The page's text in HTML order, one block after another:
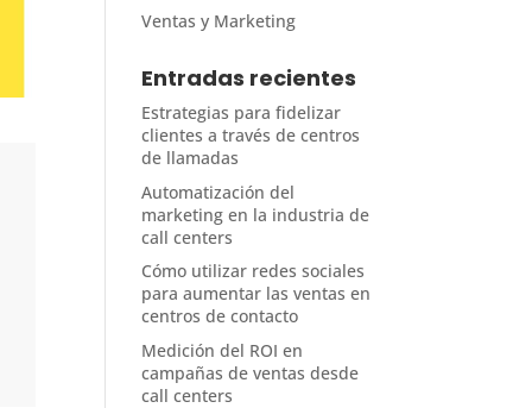
Ventas y Marketing
Entradas recientes
Estrategias para fidelizar
clientes a través de centros
de llamadas
Automatización del
marketing en la industria de
call centers
Cómo utilizar redes sociales
para aumentar las ventas en
centros de contacto
Medición del ROI en
campañas de ventas desde
call centers